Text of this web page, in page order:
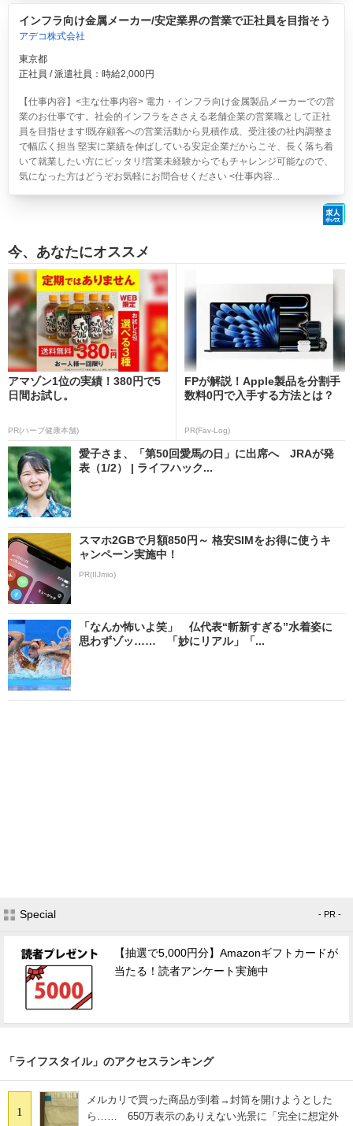
インフラ向け金属メーカー/安定業界の営業で正社員を目指そう
アデコ株式会社
東京都
正社員 / 派遣社員：時給2,000円
【仕事内容】<主な仕事内容> 電力・インフラ向け金属製品メーカーでの営
業のお仕事です。社会的インフラをささえる老舗企業の営業職として正社
員を目指せます!既存顧客への営業活動から見積作成、受注後の社内調整ま
で幅広く担当 堅実に業績を伸ばしている安定企業だからこそ、長く落ち着
いて就業したい方にピッタリ!営業未経験からでもチャレンジ可能なので、
気になった方はどうぞお気軽にお問合せください <仕事内容...
今、あなたにオススメ
アマゾン1位の実績！380円で5
日間お試し。
PR(ハーブ健康本舗)
FPが解説！Apple製品を分割手
数料0円で入手する方法とは？
PR(Fav-Log)
愛子さま、「第50回愛馬の日」に出席へ JRAが発
表（1/2） | ライフハック...
スマホ2GBで月額850円～ 格安SIMをお得に使うキ
ャンペーン実施中！
PR(IIJmio)
「なんか怖いよ笑」 仏代表“斬新すぎる”水着姿に
思わずゾッ…… 「妙にリアル」「...
Special - PR -
【抽選で5,000円分】Amazonギフトカードが
当たる！読者アンケート実施中
「ライフスタイル」のアクセスランキング
1
メルカリで買った商品が到着→封筒を開けようとした
ら…… 650万表示のありえない光景に「完全に想定外